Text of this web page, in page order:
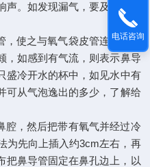
。如发现漏气，要及时修理
使之与氧气袋皮管连紧；打
，如感到有气流，则表示鼻导
盛冷开水的杯中，如见水中有
可从气泡逸出的多少，了解给
，然后把带有氧气并经过冷
为先向上插入约3cm左右，再
把鼻导管固定在鼻孔边上，以
电话咨询